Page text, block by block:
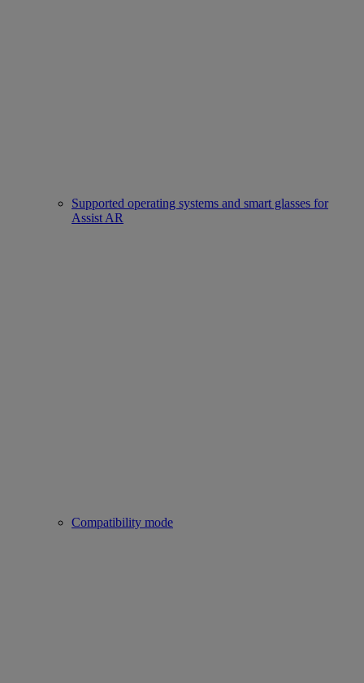
Supported operating systems and smart glasses for
Assist AR
Compatibility mode